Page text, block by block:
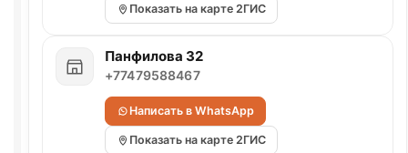
Показать на карте 2ГИС
Панфилова 32
+77479588467
Написать в WhatsApp
Показать на карте 2ГИС